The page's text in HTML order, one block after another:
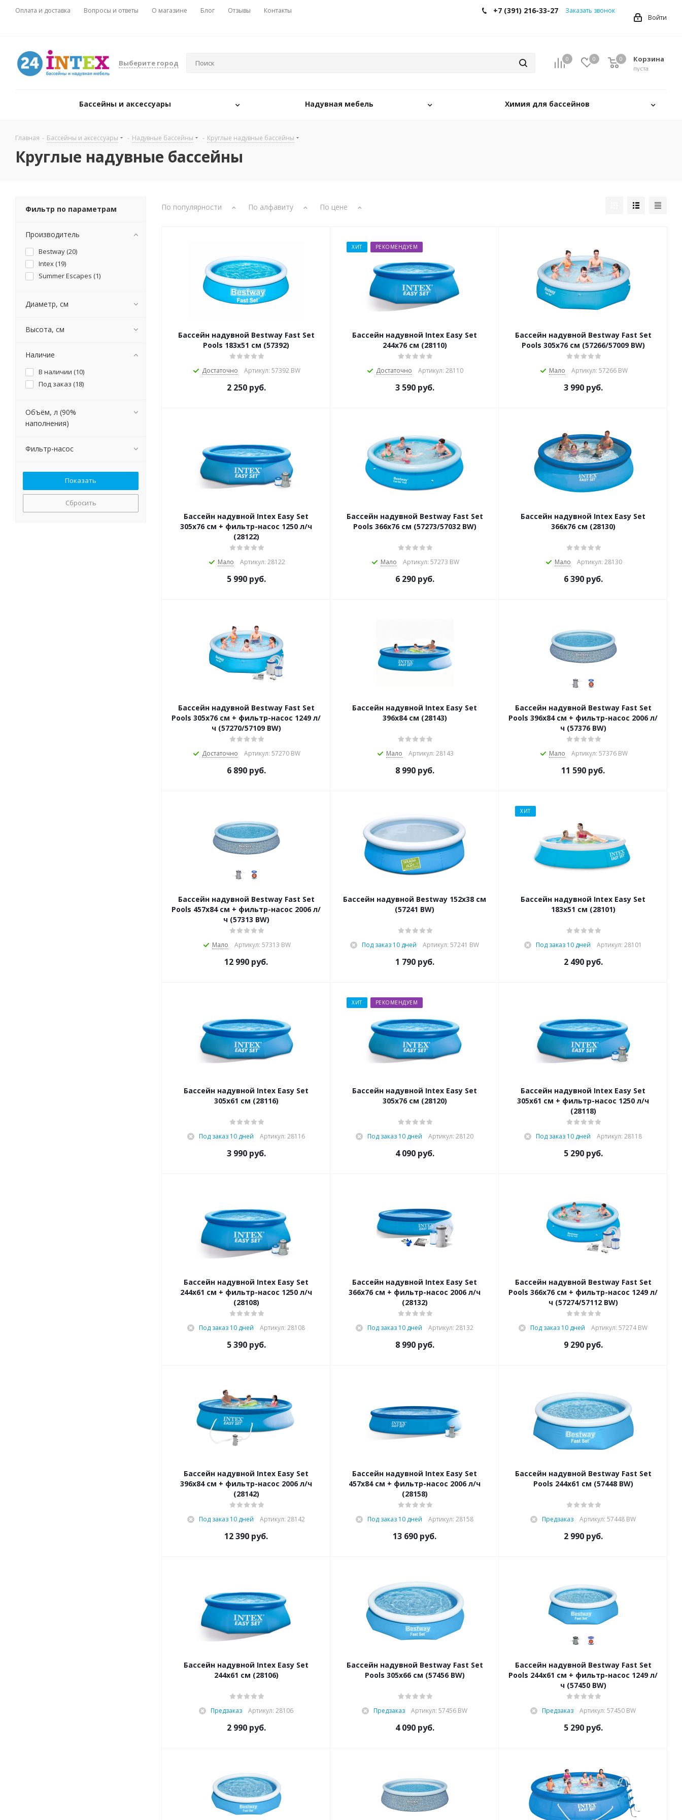
Оплата и доставка Вопросы и ответы О магазине Блог Отзывы
Контакты
Войти
+7 (391) 216-33-27 Заказать звонок
Выберите город 0 0 Корзина
0
пуста
0
Бассейны и аксессуары Надувная мебель Химия для бассейнов
Главная - Бассейны и аксессуары - Надувные бассейны - Круглые надувные бассейны
Круглые надувные бассейны
По популярности По алфавиту По цене
Бассейн надувной Bestway Fast Set
Pools 183х51 см (57392)
Достаточно Артикул: 57392 BW
2 250руб.
ХИТ РЕКОМЕНДУЕМ
Бассейн надувной Intex Easy Set
244х76 см (28110)
Достаточно Артикул: 28110
3 590руб.
Бассейн надувной Bestway Fast Set
Pools 305х76 см (57266/57009 BW)
Мало Артикул: 57266 BW
3 990руб.
Бассейн надувной Intex Easy Set
305х76 см + фильтр-насос 1250 л/ч
(28122)
Мало Артикул: 28122
5 990руб.
Бассейн надувной Bestway Fast Set
Pools 366х76 см (57273/57032 BW)
Мало Артикул: 57273 BW
6 290руб.
Бассейн надувной Intex Easy Set
366х76 см (28130)
Мало Артикул: 28130
6 390руб.
Бассейн надувной Bestway Fast Set
Pools 305х76 см + фильтр-насос 1249 л/
ч (57270/57109 BW)
Достаточно Артикул: 57270 BW
6 890руб.
Бассейн надувной Intex Easy Set
396х84 см (28143)
Мало Артикул: 28143
8 990руб.
Бассейн надувной Bestway Fast Set
Pools 396х84 см + фильтр-насос 2006 л/
ч (57376 BW)
Мало Артикул: 57376 BW
11 590 руб.
Бассейн надувной Bestway Fast Set
Pools 457х84 см + фильтр-насос 2006 л/
ч (57313 BW)
Мало Артикул: 57313 BW
12 990 руб.
Бассейн надувной Bestway 152х38 см
(57241 BW)
Под заказ 10 дней Артикул: 57241 BW
1 790руб.
ХИТ
Бассейн надувной Intex Easy Set
183х51 см (28101)
Под заказ 10 дней Артикул: 28101
2 490руб.
Бассейн надувной Intex Easy Set
305х61 см (28116)
Под заказ 10 дней Артикул: 28116
3 990руб.
ХИТ РЕКОМЕНДУЕМ
Бассейн надувной Intex Easy Set
305х76 см (28120)
Под заказ 10 дней Артикул: 28120
4 090руб.
Бассейн надувной Intex Easy Set
305х61 см + фильтр-насос 1250 л/ч
(28118)
Под заказ 10 дней Артикул: 28118
5 290руб.
Бассейн надувной Intex Easy Set
244х61 см + фильтр-насос 1250 л/ч
(28108)
Под заказ 10 дней Артикул: 28108
5 390руб.
Бассейн надувной Intex Easy Set
366х76 см + фильтр-насос 2006 л/ч
(28132)
Под заказ 10 дней Артикул: 28132
8 990руб.
Бассейн надувной Bestway Fast Set
Pools 366х76 см + фильтр-насос 1249 л/
ч (57274/57112 BW)
Под заказ 10 дней Артикул: 57274 BW
9 290руб.
Бассейн надувной Intex Easy Set
396х84 см + фильтр-насос 2006 л/ч
(28142)
Под заказ 10 дней Артикул: 28142
12 390 руб.
Бассейн надувной Intex Easy Set
457х84 см + фильтр-насос 2006 л/ч
(28158)
Под заказ 10 дней Артикул: 28158
13 690 руб.
Бассейн надувной Bestway Fast Set
Pools 244х61 см (57448 BW)
Предзаказ Артикул: 57448 BW
2 990руб.
Бассейн надувной Intex Easy Set
244х61 см (28106)
Предзаказ Артикул: 28106
2 990руб.
Бассейн надувной Bestway Fast Set
Pools 305х66 см (57456 BW)
Предзаказ Артикул: 57456 BW
4 090руб.
Бассейн надувной Bestway Fast Set
Pools 244х61 см + фильтр-насос 1249 л/
ч (57450 BW)
Предзаказ Артикул: 57450 BW
5 290руб.
Фильтр по параметрам
Производитель
Bestway (20)
Intex (19)
Summer Escapes (1)
Диаметр, см
Высота, см
Наличие
В наличии (10)
Под заказ (18)
Объём, л (90%
наполнения)
Фильтр-насос
Сбросить